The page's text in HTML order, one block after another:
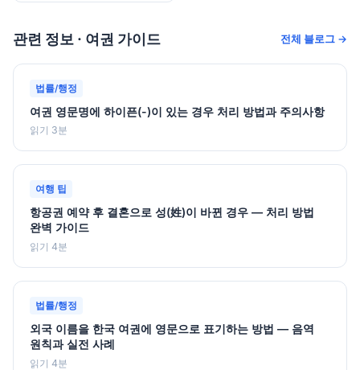
관련 정보 · 여권 가이드 전체 블로그 →
법률/행정
여권 영문명에 하이픈(-)이 있는 경우 처리 방법과 주의사항
읽기 3분
여행 팁
항공권 예약 후 결혼으로 성(姓)이 바뀐 경우 — 처리 방법
완벽 가이드
읽기 4분
법률/행정
외국 이름을 한국 여권에 영문으로 표기하는 방법 — 음역
원칙과 실전 사례
읽기 4분